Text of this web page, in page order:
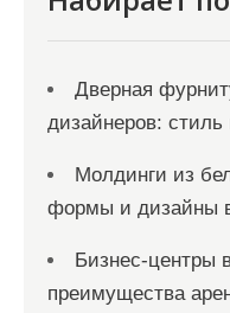
Дверная
дизайнеров: стиль
Молдинги из
формы и дизайны
Бизнес-центры
преимущества